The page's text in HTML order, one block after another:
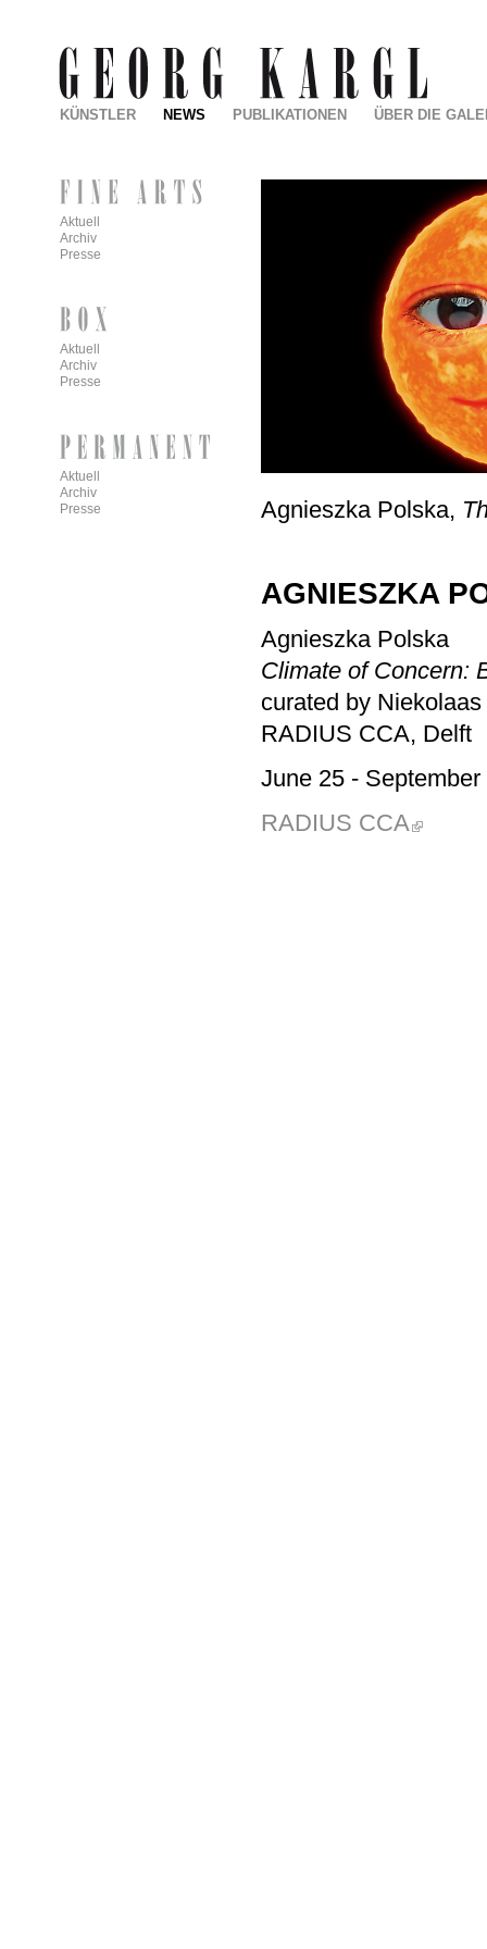
Agnieszka Polska,
AGNIESZKA
Agnieszka Polska
Climate of Concern:
curated by
RADIUS CCA, Delft
June 25 -
RADIUS CCA
KÜNSTLER NEWS PUBLIKATIONEN ÜBER DIE
Aktuell
Archiv
Presse
Aktuell
Archiv
Presse
Aktuell
Archiv
Presse